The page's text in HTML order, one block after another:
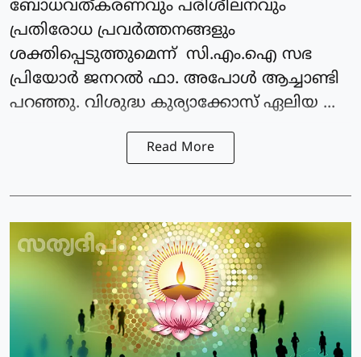
ബോധവത്കരണവും പരിശീലനവും
പ്രതിരോധ പ്രവർത്തനങ്ങളും
ശക്തിപ്പെടുത്തുമെന്ന് സി.എം.ഐ സഭ
പ്രിയോർ ജനറൽ ഫാ. അപോൾ ആച്ചാണ്ടി
പറഞ്ഞു. വിശുദ്ധ കുര്യാക്കോസ് ഏലിയ ...
Read More